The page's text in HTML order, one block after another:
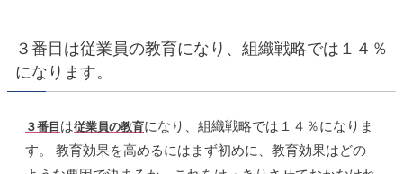
３番目は従業員の教育になり、組織戦略では１４％
になります。
３番目 は従業員の教育になり、組織戦略では１４％になりま
す。 教育効果を高めるにはまず初めに、教育効果はどの